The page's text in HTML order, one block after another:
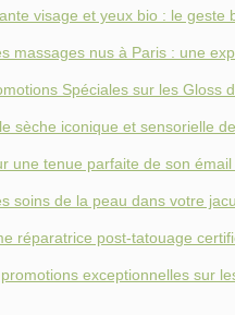
visage et yeux bio : le
massages nus à Paris : une
Spéciales sur les Gloss
sèche iconique et sensorielle
une tenue parfaite de son
soins de la peau dans votre
réparatrice post-tatouage
exceptionnelles sur